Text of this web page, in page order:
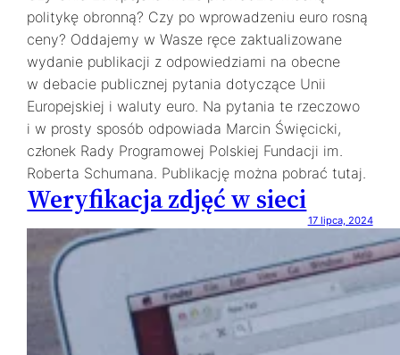
politykę obronną? Czy po wprowadzeniu euro rosną
ceny? Oddajemy w Wasze ręce zaktualizowane
wydanie publikacji z odpowiedziami na obecne
w debacie publicznej pytania dotyczące Unii
Europejskiej i waluty euro. Na pytania te rzeczowo
i w prosty sposób odpowiada Marcin Święcicki,
członek Rady Programowej Polskiej Fundacji im.
Roberta Schumana. Publikację można pobrać tutaj.
Weryfikacja zdjęć w sieci
17 lipca, 2024